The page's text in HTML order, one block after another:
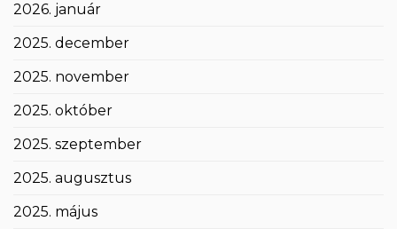
2026. január
2025. december
2025. november
2025. október
2025. szeptember
2025. augusztus
2025. május